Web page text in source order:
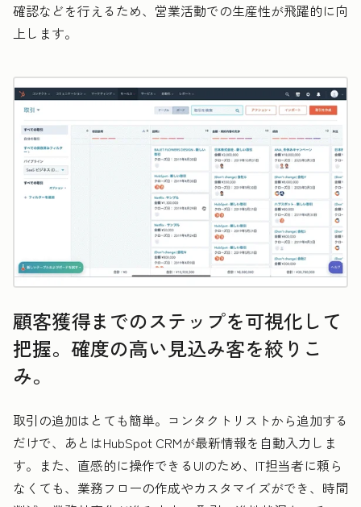
確認などを行えるため、営業活動での生産性が飛躍的に向
上します。
顧客獲得までのステップを可視化して
把握。確度の高い見込み客を絞りこ
み。
取引の追加はとても簡単。コンタクトリストから追加する
だけで、あとはHubSpot CRMが最新情報を自動入力しま
す。また、直感的に操作できるUIのため、IT担当者に頼ら
なくても、業務フローの作成やカスタマイズができ、時間